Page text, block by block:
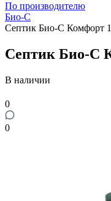
По производителю
Био-С
Септик Био-С Комфорт
Септик Био-С
В наличии
0
0